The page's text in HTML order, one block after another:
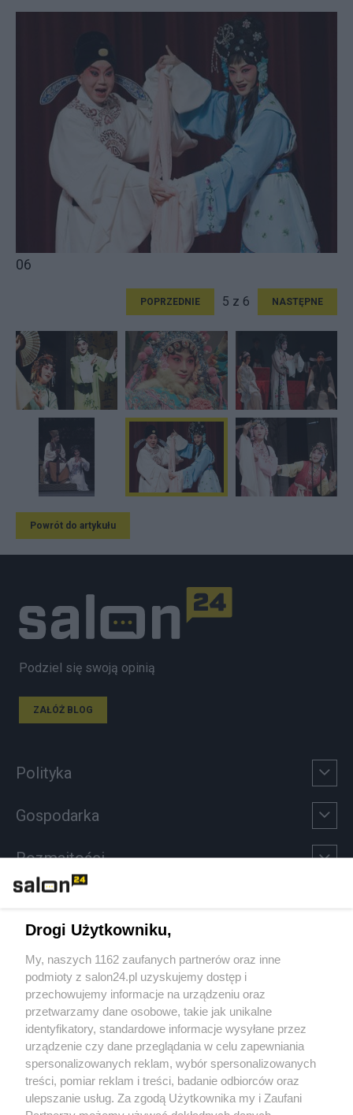
06
POPRZEDNIE 5 z 6 NASTĘPNE
Powrót do artykułu
Podziel się swoją opinią
ZAŁÓŻ BLOG
Polityka
Gospodarka
Rozmaitości
Sport
Społeczeństwo
Kultura
X Facebook Instagram Youtube
Drogi Użytkowniku,
My, naszych 1162 zaufanych partnerów oraz inne
podmioty z salon24.pl uzyskujemy dostęp i
przechowujemy informacje na urządzeniu oraz
przetwarzamy dane osobowe, takie jak unikalne
identyfikatory, standardowe informacje wysyłane przez
urządzenie czy dane przeglądania w celu zapewniania
spersonalizowanych reklam, wybór spersonalizowanych
treści, pomiar reklam i treści, badanie odbiorców oraz
ulepszanie usług. Za zgodą Użytkownika my i Zaufani